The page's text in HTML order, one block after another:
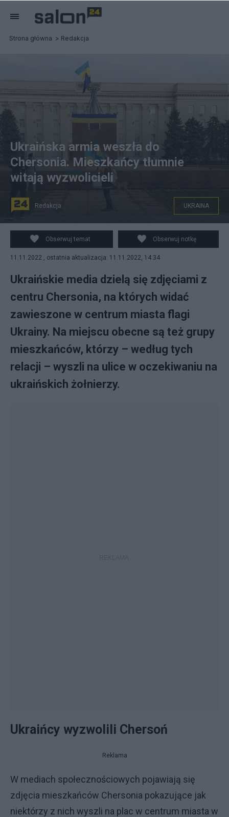
Strona główna Redakcja
Mieszkańcy Chersonia witają ukraińskich żołnierzy po
tym, jak Rosjanie wycofali swoje wojska z tego miasta.
(fot. Twitter)
Ukraińska armia weszła do
Chersonia. Mieszkańcy tłumnie
witają wyzwolicieli
Redakcja UKRAINA
Obserwuj temat Obserwuj notkę
11.11.2022 , ostatnia aktualizacja: 11.11.2022, 14:34
Ukraińskie media dzielą się zdjęciami z
centru Chersonia, na których widać
zawieszone w centrum miasta flagi
Ukrainy. Na miejscu obecne są też grupy
mieszkańców, którzy – według tych
relacji – wyszli na ulice w oczekiwaniu na
ukraińskich żołnierzy.
Ukraińcy wyzwolili Chersoń
Reklama
W mediach społecznościowych pojawiają się
zdjęcia mieszkańców Chersonia pokazujące jak
niektórzy z nich wyszli na plac w centrum miasta w